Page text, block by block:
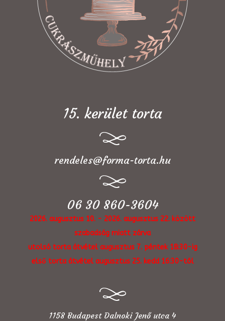
15. kerület torta
rendeles@forma-torta.hu
06 30 860-3604
2026. augusztus 10. - 2026. augusztus 22. között
szabadság miatt zárva
utolsó torta átvétel augusztus 7. péntek 18:30-ig
első torta átvétel augusztus 25. kedd 16:30-tól
1158 Budapest Dalnoki Jenő utca 4